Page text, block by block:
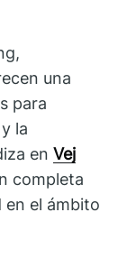
una
para
la
enVej
completa
en el ámbito